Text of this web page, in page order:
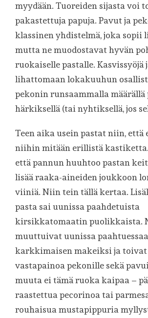
myydään. Tuoreiden sijasta voi
pakastettuja papuja. Pavut ja
klassinen yhdistelmä, joka sopii
mutta ne muodostavat hyvän
ruokaiselle pastalle. Kasvissyöjä
lihattomaan lokakuuhun
pekonin runsaammalla määrällä
härkiksellä (tai nyhtiksellä, jos
Teen aika usein pastat niin, että
niihin mitään erillistä
että pannun huuhtoo pastan
lisää raaka-aineiden joukkoon
viiniä. Niin tein tällä kertaa.
pasta sai uunissa paahdetuista
kirsikkatomaatin puolikkaista.
muuttuivat uunissa
karkkimaisen makeiksi ja toivat
vastapainoa pekonille sekä
muuta ei tämä ruoka kaipaa –
raastettua pecorinoa tai
rouhaisua mustapippuria